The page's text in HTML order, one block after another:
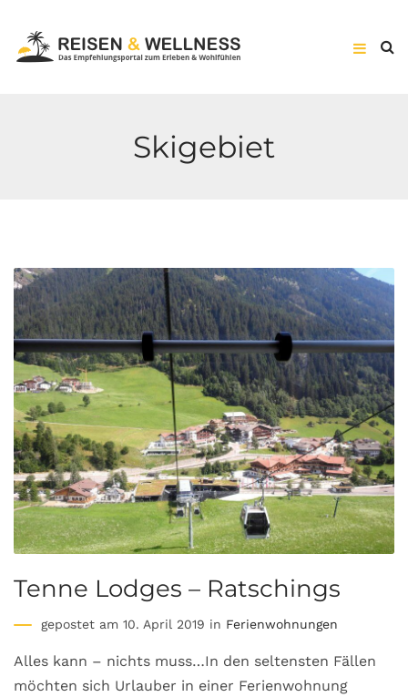
Skigebiet
Tenne Lodges – Ratschings
gepostet am 10. April 2019 in Ferienwohnungen
Alles kann – nichts muss…In den seltensten Fällen
möchten sich Urlauber in einer Ferienwohnung